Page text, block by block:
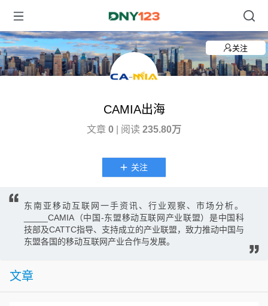
关注
CAMIA出海
文章 0 | 阅读 235.80万
关注
东南亚移动互联网一手资讯、行业观察、市场分析。
_____CAMIA（中国-东盟移动互联网产业联盟）是中国科
技部及CATTC指导、支持成立的产业联盟，致力推动中国与
东盟各国的移动互联网产业合作与发展。
文章